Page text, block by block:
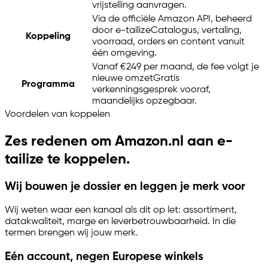
vrijstelling aanvragen.
Koppeling
Via de officiële Amazon API, beheerd
door e-tailizeCatalogus, vertaling,
voorraad, orders en content vanuit
één omgeving.
Programma
Vanaf €249 per maand, de fee volgt je
nieuwe omzetGratis
verkenningsgesprek vooraf,
maandelijks opzegbaar.
Voordelen van koppelen
Zes redenen om Amazon.nl aan e-
tailize te koppelen.
Wij bouwen je dossier en leggen je merk voor
Wij weten waar een kanaal als dit op let: assortiment,
datakwaliteit, marge en leverbetrouwbaarheid. In die
termen brengen wij jouw merk.
Eén account, negen Europese winkels